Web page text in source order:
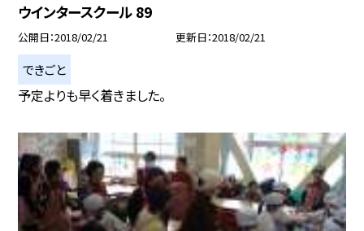
ウインタースクール 89
公開日 2018/02/21 更新日 2018/02/21
できごと
予定よりも早く着きました。